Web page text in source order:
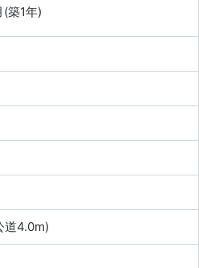
築1年)
道4.0m)